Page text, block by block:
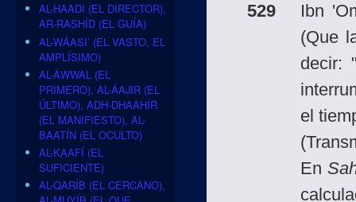
529
Ibn
(Que
decir:
el
En
AL-HAADI (EL DIRECTOR),
AR-RASHÍD (EL GUÍA)
AL-WÁASI’ (EL VASTO, EL
AMPLÍSIMO)
AL-ÁWWAL (EL
PRIMERO), AL-ÁAJIR (EL
ÚLTIMO), ADH-DHAAHÍR
(EL MANIFIESTO), AL-
BAATÍN (EL OCULTO)
AL-KAAFÍ (EL
SUFICIENTE)
AL-QARÍB (EL CERCANO),